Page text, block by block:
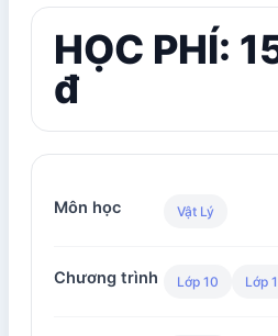
HỌC PHÍ:
đ
Môn học Vật Lý
Chương trình Lớp 10 Lớp